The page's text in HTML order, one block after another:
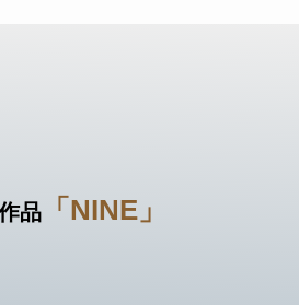
品 「NINE」